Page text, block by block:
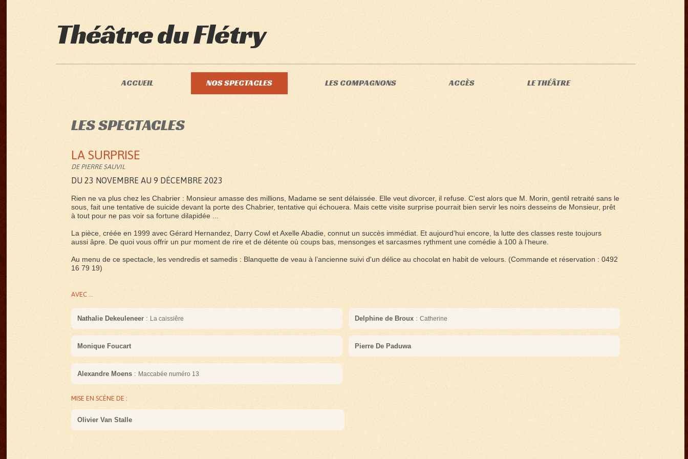
Théâtre du Flétry
ACCUEIL NOS SPECTACLES LES COMPAGNONS ACCÈS LE THÉÂTRE
LES SPECTACLES
LA SURPRISE
DE PIERRE SAUVIL
DU 23 NOVEMBRE AU 9 DÉCEMBRE 2023
Rien ne va plus chez les Chabrier : Monsieur amasse des millions, Madame se sent délaissée. Elle veut divorcer, il refuse. C’est alors que M. Morin, gentil retraité sans le
sous, fait une tentative de suicide devant la porte des Chabrier, tentative qui échouera. Mais cette visite surprise pourrait bien servir les noirs desseins de Monsieur, prêt
à tout pour ne pas voir sa fortune dilapidée ...
La pièce, créée en 1999 avec Gérard Hernandez, Darry Cowl et Axelle Abadie, connut un succès immédiat. Et aujourd’hui encore, la lutte des classes reste toujours
aussi âpre. De quoi vous offrir un pur moment de rire et de détente où coups bas, mensonges et sarcasmes rythment une comédie à 100 à l’heure.
Au menu de ce spectacle, les vendredis et samedis : Blanquette de veau à l’ancienne suivi d'un délice au chocolat en habit de velours. (Commande et réservation : 0492
16 79 19)
AVEC ...
Nathalie Dekeuleneer: La caissiêre Delphine de Broux :Catherine
Monique Foucart Pierre De Paduwa
Alexandre Moens: Maccabée numéro 13
MISE EN SCÈNE DE :
Olivier Van Stalle